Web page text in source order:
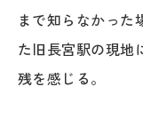
まで知らなかった
た旧長宮駅の現地
残を感じる。